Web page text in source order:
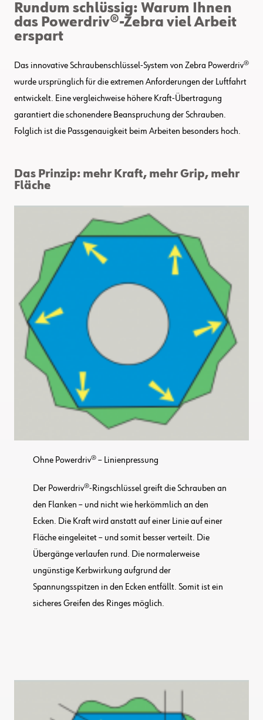
Rundum schlüssig: Warum Ihnen
das Powerdriv®-Zebra viel Arbeit
erspart
Das innovative Schraubenschlüssel-System von Zebra Powerdriv®
wurde ursprünglich für die extremen Anforderungen der Luftfahrt
entwickelt. Eine vergleichweise höhere Kraft-Übertragung
garantiert die schonendere Beanspruchung der Schrauben.
Folglich ist die Passgenauigkeit beim Arbeiten besonders hoch.
Das Prinzip: mehr Kraft, mehr Grip, mehr
Fläche
Ohne Powerdriv® – Linienpressung
Der Powerdriv®-Ringschlüssel greift die Schrauben an
den Flanken – und nicht wie herkömmlich an den
Ecken. Die Kraft wird anstatt auf einer Linie auf einer
Fläche eingeleitet – und somit besser verteilt. Die
Übergänge verlaufen rund. Die normalerweise
ungünstige Kerbwirkung aufgrund der
Spannungsspitzen in den Ecken entfällt. Somit ist ein
sicheres Greifen des Ringes möglich.